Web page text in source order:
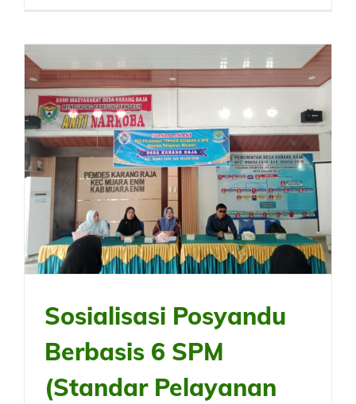
Sosialisasi Posyandu
Berbasis 6 SPM
(Standar Pelayanan